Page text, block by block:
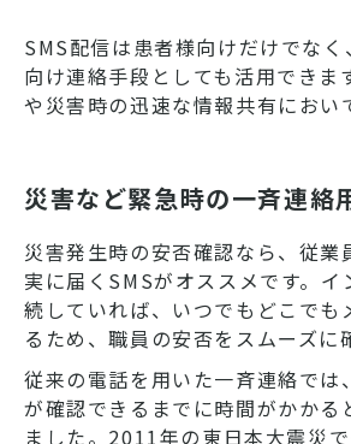
SMS配信は患者様向けだけでな
向け連絡手段としても活用できま
や災害時の迅速な情報共有におい
災害など緊急時の一斉連絡
災害発生時の安否確認なら、従業
実に届くSMSがオススメです。イ
続していれば、いつでもどこでも
るため、職員の安否をスムーズに
従来の電話を用いた一斉連絡では
が確認できるまでに時間がかかる
ました。2011年の東日本大震災